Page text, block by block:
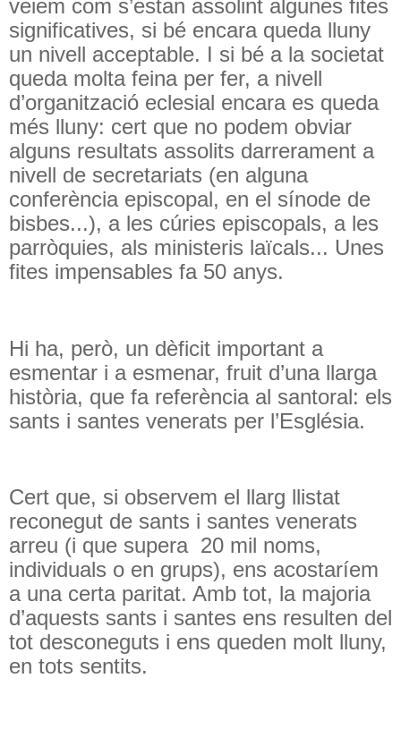
veiem com s’estan assolint algunes fites
significatives, si bé encara queda lluny
un nivell acceptable. I si bé a la societat
queda molta feina per fer, a nivell
d’organització eclesial encara es queda
més lluny: cert que no podem obviar
alguns resultats assolits darrerament a
nivell de secretariats (en alguna
conferència episcopal, en el sínode de
bisbes...), a les cúries episcopals, a les
parròquies, als ministeris laïcals... Unes
fites impensables fa 50 anys.
Hi ha, però, un dèficit important a
esmentar i a esmenar, fruit d’una llarga
història, que fa referència al santoral: els
sants i santes venerats per l’Església.
Cert que, si observem el llarg llistat
reconegut de sants i santes venerats
arreu (i que supera 20 mil noms,
individuals o en grups), ens acostaríem
a una certa paritat. Amb tot, la majoria
d’aquests sants i santes ens resulten del
tot desconeguts i ens queden molt lluny,
en tots sentits.